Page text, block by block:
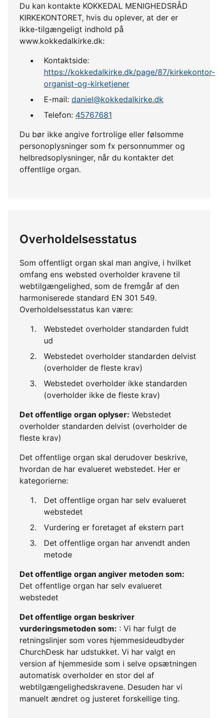
Du kan kontakte KOKKEDAL MENIGHEDSRÅD
KIRKEKONTORET, hvis du oplever, at der er
ikke-tilgængeligt indhold på
www.kokkedalkirke.dk:
Kontaktside:
https://kokkedalkirke.dk/page/87/kirkekontor-
organist-og-kirketjener
E-mail: daniel@kokkedalkirke.dk
Telefon: 45767681
Du bør ikke angive fortrolige eller følsomme
personoplysninger som fx personnummer og
helbredsoplysninger, når du kontakter det
offentlige organ.
Overholdelsesstatus
Som offentligt organ skal man angive, i hvilket
omfang ens websted overholder kravene til
webtilgængelighed, som de fremgår af den
harmoniserede standard EN 301 549.
Overholdelsesstatus kan være:
Webstedet overholder standarden fuldt
ud
Webstedet overholder standarden delvist
(overholder de fleste krav)
Webstedet overholder ikke standarden
(overholder ikke de fleste krav)
Det offentlige organ oplyser: Webstedet
overholder standarden delvist (overholder de
fleste krav)
Det offentlige organ skal derudover beskrive,
hvordan de har evalueret webstedet. Her er
kategorierne:
Det offentlige organ har selv evalueret
webstedet
Vurdering er foretaget af ekstern part
Det offentlige organ har anvendt anden
metode
Det offentlige organ angiver metoden som:
Det offentlige organ har selv evalueret
webstedet
Det offentlige organ beskriver
vurderingsmetoden som: : Vi har fulgt de
retningslinjer som vores hjemmesideudbyder
ChurchDesk har udstukket. Vi har valgt en
version af hjemmeside som i selve opsætningen
automatisk overholder en stor del af
webtilgængelighedskravene. Desuden har vi
manuelt ændret og justeret forskellige ting.